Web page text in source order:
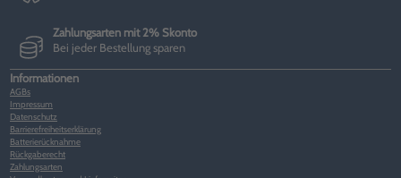
Zahlungsarten mit 2% Skonto
Bei jeder Bestellung sparen
Informationen
AGBs
Impressum
Datenschutz
Barrierefreiheitserklärung
Batterierücknahme
Rückgaberecht
Zahlungsarten